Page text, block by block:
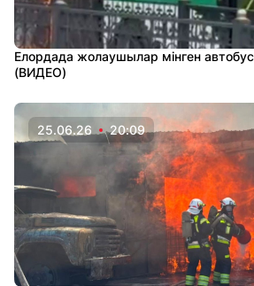
Елордада жолаушылар мінген автобус
(ВИДЕО)
25.06.26 20:09